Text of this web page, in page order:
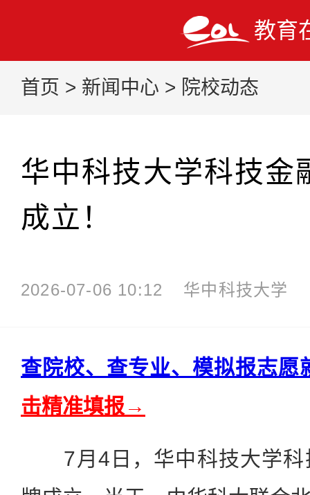
教育
首页 > 新闻中心 > 院校动态
华中科技大学科技金
成立！
2026-07-06 10:12 华中科技大学
查院校、查专业、模拟报志
击精准填报→
7月4日，华中科技大学科